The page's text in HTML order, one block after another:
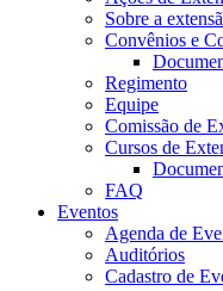
Sobre a
Convênios e
Regimento
Equipe
Comissão de
Cursos de
FAQ
Eventos
Agenda de
Auditórios
Cadastro de